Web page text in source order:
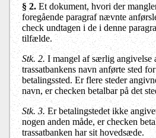
§ 2.Et dokument, hvori der
foregående paragraf nævnte
check undtagen i de i denne
tilfælde.
Stk. 2.I mangel af særlig angivelse
trassatbankens navn anførte sted
betalingssted. Er flere steder
navn, er checken betalbar på det
Stk. 3.Er betalingstedet ikke
nogen anden måde, er checken
trassatbanken har sit hovedsæde.